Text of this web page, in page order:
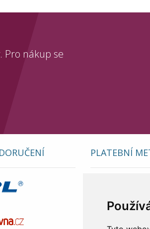
Pro nákup se
PLATEBNÍ